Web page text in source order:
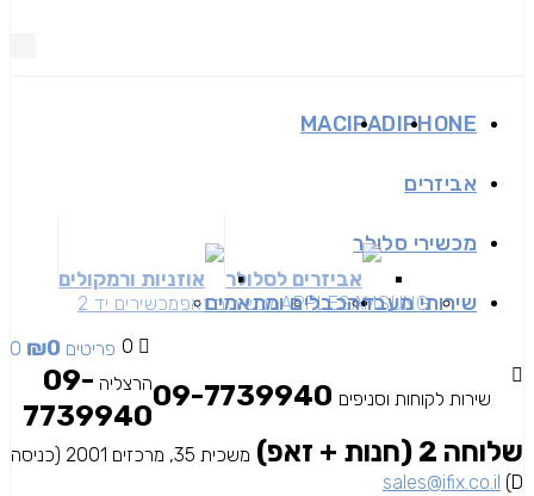
IPHONE
IPAD
MAC
אביזרים
אביזרים לסלולר אוזניות ורמקולים
מכשירי סלולר
SAMSUNG
APPLEמכשירים זאפמכשירים יד 2 שירותי מעבדהכבלים ומתאמים
0 0 פריטים ₪0
שירות לקוחות וסניפים
הרצליה 09-
7739940
שלוחה 2 (חנות + זאפ)
משכית 35, מרכזים 2001 (כניסה
D)
sales@ifix.co.il